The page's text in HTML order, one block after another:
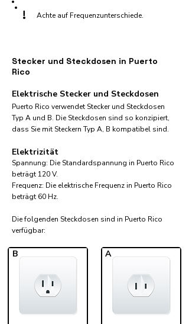
! Achte auf Frequenzunterschiede.
Stecker und Steckdosen in Puerto
Rico
Elektrische Stecker und Steckdosen
Puerto Rico verwendet Stecker und Steckdosen
Typ A und B. Die Steckdosen sind so konzipiert,
dass Sie mit Steckern Typ A, B kompatibel sind.
Elektrizität
Spannung: Die Standardspannung in Puerto Rico
beträgt 120 V.
Frequenz: Die elektrische Frequenz in Puerto Rico
beträgt 60 Hz.
Die folgenden Steckdosen sind in Puerto Rico
verfügbar:​
B A